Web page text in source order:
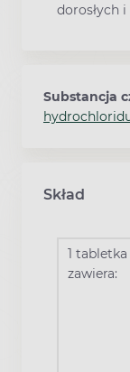
dorosłych
Substancja
Skład
1 tabletka
zawiera: